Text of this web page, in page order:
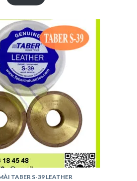
TABER S-39 LEATHER